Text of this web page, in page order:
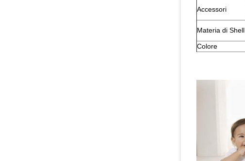
Accessori
Materia di Shell
Colore